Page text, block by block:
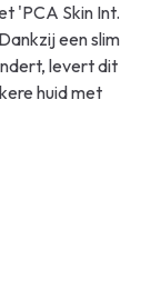
'PCA Skin Int.
een slim
levert dit
huid met